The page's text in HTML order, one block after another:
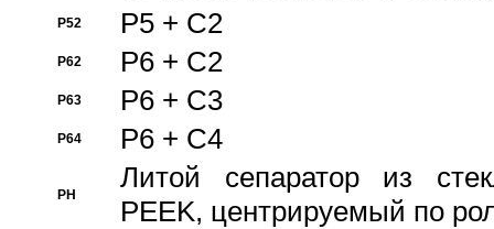
P52 P5 + C2
P62 P6 + C2
P63 P6 + C3
P64 P6 + C4
PH
Литой сепаратор из
PEEK, центрируемый по